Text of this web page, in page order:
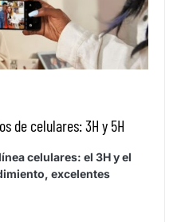
de celulares: 3H y 5H
celulares: el 3H y el
excelentes